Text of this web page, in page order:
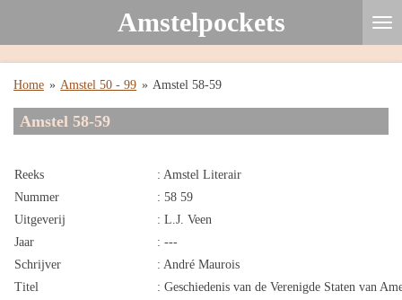
de
Amstelpockets
Home » Amstel 50 - 99 » Amstel 58-59
Amstel 58-59
Reeks
: Amstel Literair
Nummer
: 58 59
Uitgeverij
: L.J. Veen
Jaar
: ---
Schrijver
: André Maurois
Titel
: Geschiedenis van de Verenigde Staten van